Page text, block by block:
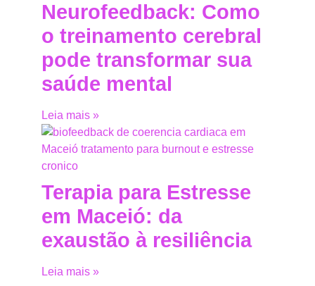
Neurofeedback: Como
o treinamento cerebral
pode transformar sua
saúde mental
Leia mais »
Terapia para Estresse
em Maceió: da
exaustão à resiliência
Leia mais »